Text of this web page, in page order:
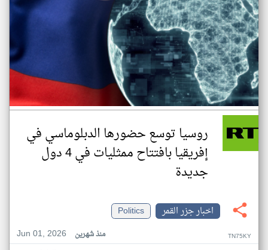
روسيا توسع حضورها الدبلوماسي في
إفريقيا بافتتاح ممثليات في 4 دول
جديدة
اخبار جزر القمر
Politics
Jun 01, 2026
منذ شهرين TN75KY